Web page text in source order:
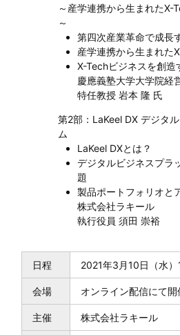
～産学連携から生まれたX-
～
第四次産業革命で成長
産学連携から生まれた
X-Techビジネスを創造
慶應義塾大学大学院経
特任教授 岩本 隆 氏
第2部：LaKeel DX デジタ
ム
LaKeel DXとは？
デジタルビジネスプラ
題
製品ポートフォリオと
株式会社ラキール
執行役員 須田 崇裕
日程 2021年3月10日（水
会場 オンライン配信にて開
主催 株式会社ラキール